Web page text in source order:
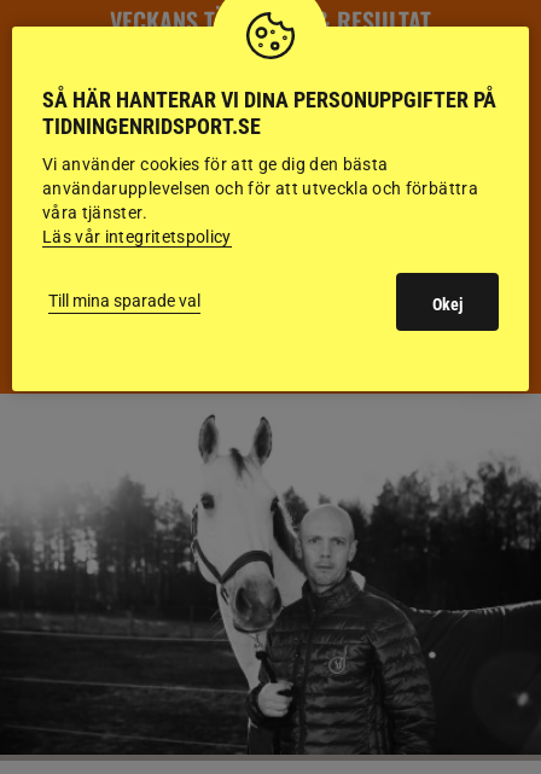
VECKANS TÄVLINGAR & RESULTAT
VECKA 32
HOPPNING
DRESSYR
FÄLTTÄVLAN
SÅ HÄR HANTERAR VI DINA PERSONUPPGIFTER PÅ
TIDNINGENRIDSPORT.SE
Vi använder cookies för att ge dig den bästa
användarupplevelsen och för att utveckla och förbättra
våra tjänster.
Läs vår integritetspolicy
Till mina sparade val Okej